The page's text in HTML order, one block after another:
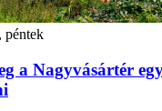
péntek
a Nagyvásártér egy